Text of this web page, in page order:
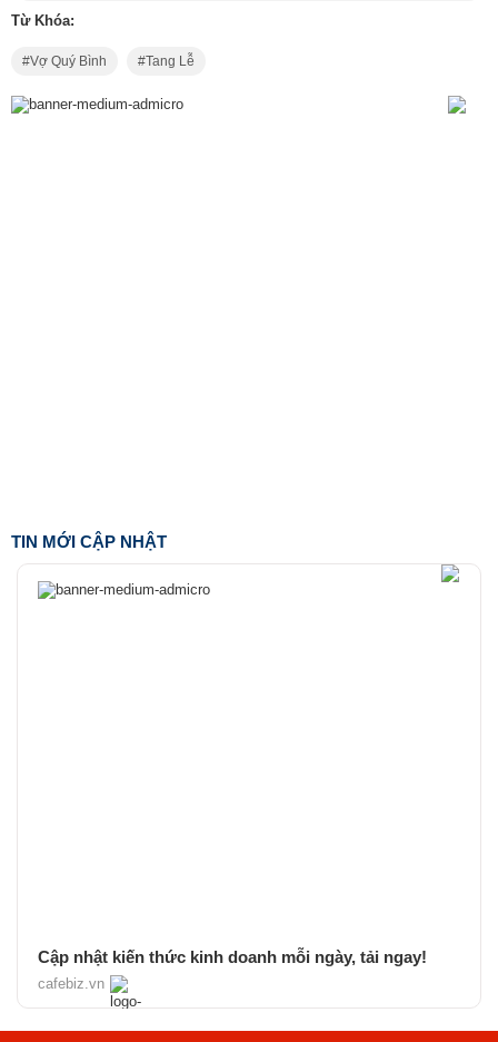
Từ Khóa:
Vợ Quý Bình Tang Lễ
TIN MỚI CẬP NHẬT
Cập nhật kiến thức kinh doanh mỗi ngày, tải ngay!
cafebiz.vn